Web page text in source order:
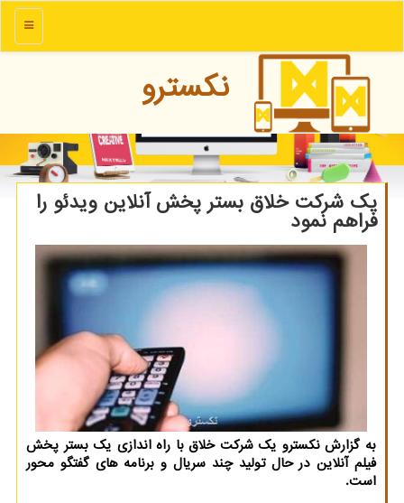
منو
نكسترو
یك شركت خلاق بستر پخش آنلاین ویدئو را
فراهم نمود
به گزارش نکسترو یک شرکت خلاق با راه اندازی یک بستر پخش
فیلم آنلاین در حال تولید چند سریال و برنامه های گفتگو محور
است.